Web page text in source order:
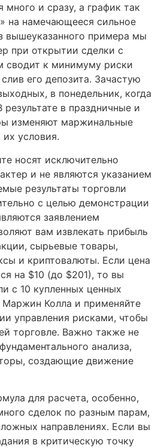
много и сразу, а график так
на намечающееся сильное
вышеуказанного примера мы
при открытии сделки с
сводит к минимуму риски
его депозита. Зачастую
в понедельник, когда
в праздничные и
изменяют маржинальные
их условия.
носят исключительно
и не являются указанием
результаты торговли
с целью демонстрации
заявлением
вам извлекать прибыль
сырьевые товары,
и криптовалюты. Если цена
на $10 (до $201), то вы
с 10 купленных ценных
Маржин Колла и применяйте
управления рисками, чтобы
торговле. Важно также не
анализа,
создающие движение
для расчета, особенно,
сделок по разным парам,
направлениях. Если вы
в критическую точку